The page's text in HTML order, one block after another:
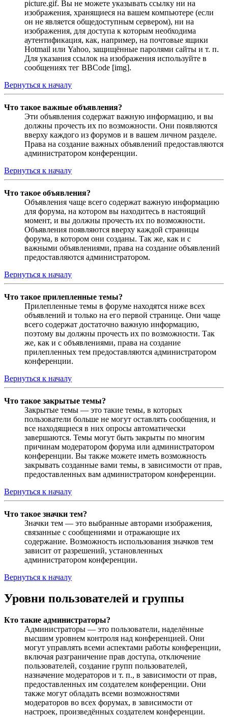
picture.gif. Вы не можете указывать ссылку ни на
изображения, хранящиеся на вашем компьютере (если
он не является общедоступным сервером), ни на
изображения, для доступа к которым необходима
аутентификация, как, например, на почтовые ящики
Hotmail или Yahoo, защищённые паролями сайты и т. п.
Для указания ссылок на изображения используйте в
сообщениях тег BBCode [img].
Вернуться к началу
Что такое важные объявления?
Эти объявления содержат важную информацию, и вы
должны прочесть их по возможности. Они появляются
вверху каждого из форумов и в вашем личном разделе.
Права на создание важных объявлений предоставляются
администратором конференции.
Вернуться к началу
Что такое объявления?
Объявления чаще всего содержат важную информацию
для форума, на котором вы находитесь в настоящий
момент, и вы должны прочесть их по возможности.
Объявления появляются вверху каждой страницы
форума, в котором они созданы. Так же, как и с
важными объявлениями, права на создание объявлений
предоставляются администратором.
Вернуться к началу
Что такое прилепленные темы?
Прилепленные темы в форуме находятся ниже всех
объявлений и только на его первой странице. Они чаще
всего содержат достаточно важную информацию,
поэтому вы должны прочесть их по возможности. Так
же, как и с объявлениями, права на создание
прилепленных тем предоставляются администратором
конференции.
Вернуться к началу
Что такое закрытые темы?
Закрытые темы — это такие темы, в которых
пользователи больше не могут оставлять сообщения, и
все находящиеся в них опросы автоматически
завершаются. Темы могут быть закрыты по многим
причинам модератором форума или администратором
конференции. Вы также можете иметь возможность
закрывать созданные вами темы, в зависимости от прав,
предоставленных вам администратором конференции.
Вернуться к началу
Что такое значки тем?
Значки тем — это выбранные авторами изображения,
связанные с сообщениями и отражающие их
содержание. Возможность использования значков тем
зависит от разрешений, установленных
администратором конференции.
Вернуться к началу
Уровни пользователей и группы
Кто такие администраторы?
Администраторы — это пользователи, наделённые
высшим уровнем контроля над конференцией. Они
могут управлять всеми аспектами работы конференции,
включая разграничение прав доступа, отключение
пользователей, создание групп пользователей,
назначение модераторов и т. п., в зависимости от прав,
предоставленных им создателем конференции. Они
также могут обладать всеми возможностями
модераторов во всех форумах, в зависимости от
настроек, произведённых создателем конференции.